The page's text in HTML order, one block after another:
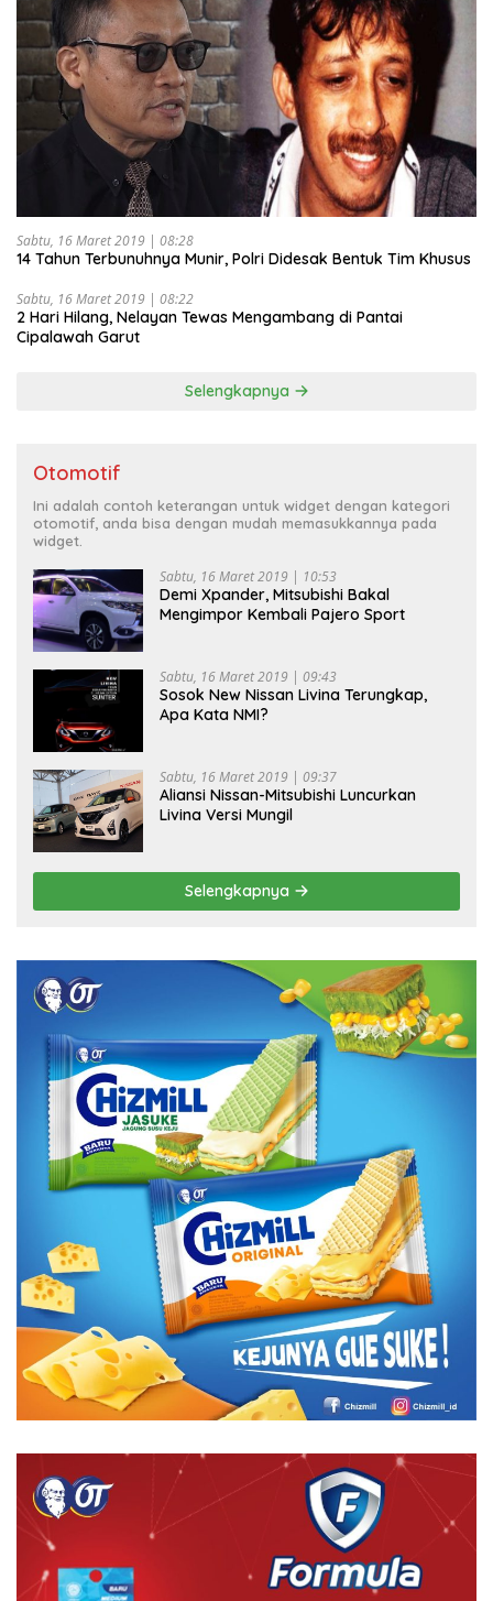
Sabtu, 16 Maret 2019 | 08:28
14 Tahun Terbunuhnya Munir, Polri Didesak Bentuk Tim Khusus
Sabtu, 16 Maret 2019 | 08:22
2 Hari Hilang, Nelayan Tewas Mengambang di Pantai
Cipalawah Garut
Selengkapnya
Otomotif
Ini adalah contoh keterangan untuk widget dengan kategori
otomotif, anda bisa dengan mudah memasukkannya pada
widget.
Sabtu, 16 Maret 2019 | 10:53
Demi Xpander, Mitsubishi Bakal
Mengimpor Kembali Pajero Sport
Sabtu, 16 Maret 2019 | 09:43
Sosok New Nissan Livina Terungkap,
Apa Kata NMI?
Sabtu, 16 Maret 2019 | 09:37
Aliansi Nissan-Mitsubishi Luncurkan
Livina Versi Mungil
Selengkapnya